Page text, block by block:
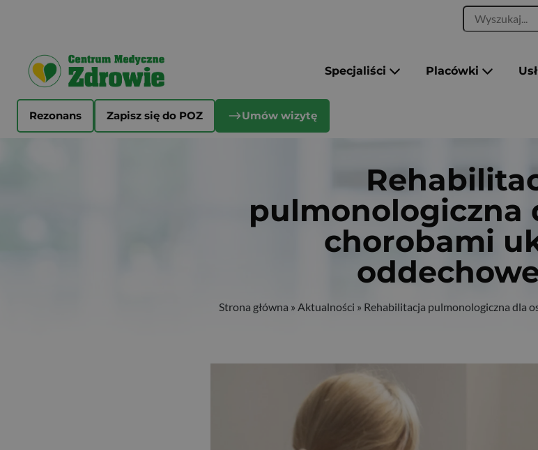
Specjaliści Placówki
Rezonans Zapisz się do POZ Umów wizytę
pulmonologiczna
chorobami
Strona główna » Aktualności » Rehabilitacja pulmonologiczna dla